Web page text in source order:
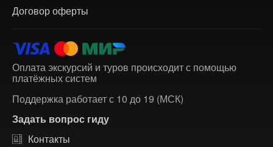
Договор оферты
Оплата экскурсий и туров происходит с помощью
платёжных систем
Поддержка работает с 10 до 19 (МСК)
Задать вопрос гиду
Контакты